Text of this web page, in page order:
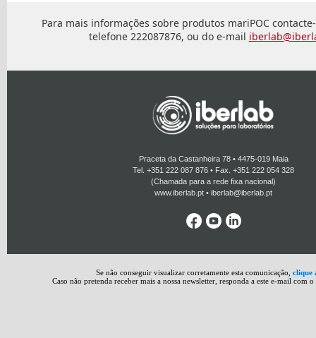
Para mais informações sobre produtos mariPOC
telefone 222087876, ou do e-mail
Praceta da Castanheira 78 • 4475-019 Maia
Tel. +351 222 087 876 • Fax. +351 222 054 328
(Chamada para a rede fixa nacional)
www.iberlab.pt • iberlab@iberlab.pt
Se não conseguir visualizar corretamente esta comunicação, clique
Caso não pretenda receber mais a nossa newsletter, responda a este e-mail com